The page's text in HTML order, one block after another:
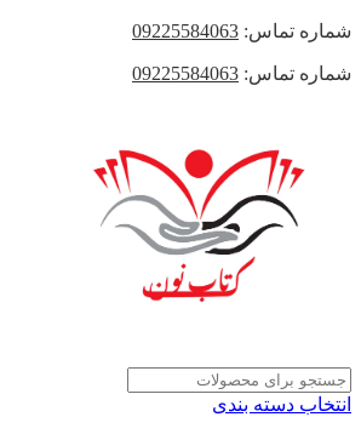
شماره تماس: 09225584063
شماره تماس: 09225584063
انتخاب دسته بندی